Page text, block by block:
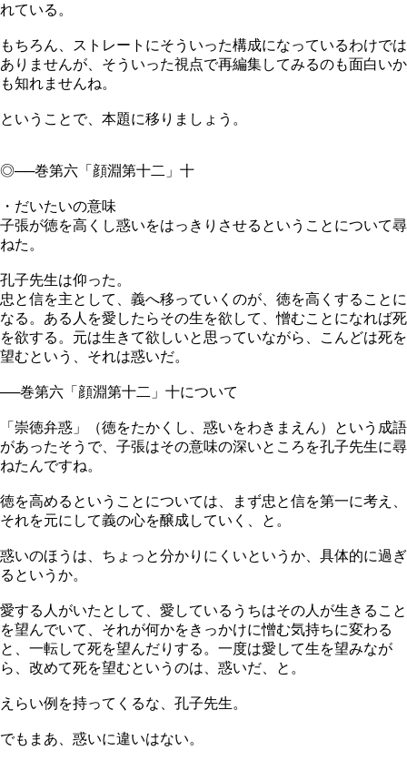
れている。
もちろん、ストレートにそういった構成になっているわけでは
ありませんが、そういった視点で再編集してみるのも面白いか
も知れませんね。
ということで、本題に移りましょう。
◎──巻第六「顔淵第十二」十
・だいたいの意味
子張が徳を高くし惑いをはっきりさせるということについて尋
ねた。
孔子先生は仰った。
忠と信を主として、義へ移っていくのが、徳を高くすることに
なる。ある人を愛したらその生を欲して、憎むことになれば死
を欲する。元は生きて欲しいと思っていながら、こんどは死を
望むという、それは惑いだ。
──巻第六「顔淵第十二」十について
「崇徳弁惑」（徳をたかくし、惑いをわきまえん）という成語
があったそうで、子張はその意味の深いところを孔子先生に尋
ねたんですね。
徳を高めるということについては、まず忠と信を第一に考え、
それを元にして義の心を醸成していく、と。
惑いのほうは、ちょっと分かりにくいというか、具体的に過ぎ
るというか。
愛する人がいたとして、愛しているうちはその人が生きること
を望んでいて、それが何かをきっかけに憎む気持ちに変わる
と、一転して死を望んだりする。一度は愛して生を望みなが
ら、改めて死を望むというのは、惑いだ、と。
えらい例を持ってくるな、孔子先生。
でもまあ、惑いに違いはない。